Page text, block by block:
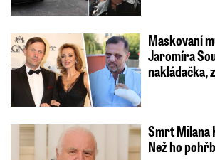
Maskovaní
Jaromíra
nakládačka,
Smrt Milana
Než ho